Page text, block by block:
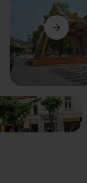
Seguinte